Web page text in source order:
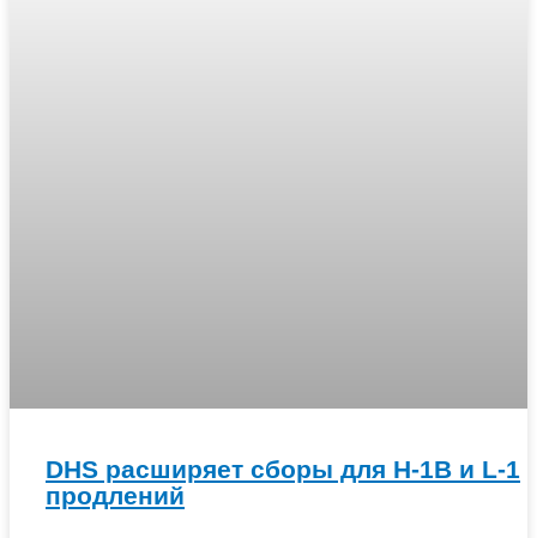
DHS расширяет сборы для H-1B и L-1
продлений